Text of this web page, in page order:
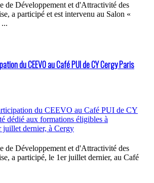
de Développement et d'Attractivité des
a participé et est intervenu au Salon «
du CEEVO au Café PUI de CY Cergy Paris
de Développement et d'Attractivité des
a participé, le 1er juillet dernier, au Café